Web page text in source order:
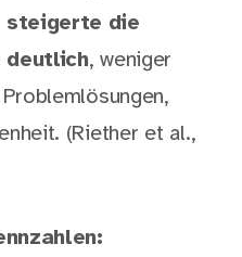
steigerte die
deutlich, weniger
(Riether et al.,